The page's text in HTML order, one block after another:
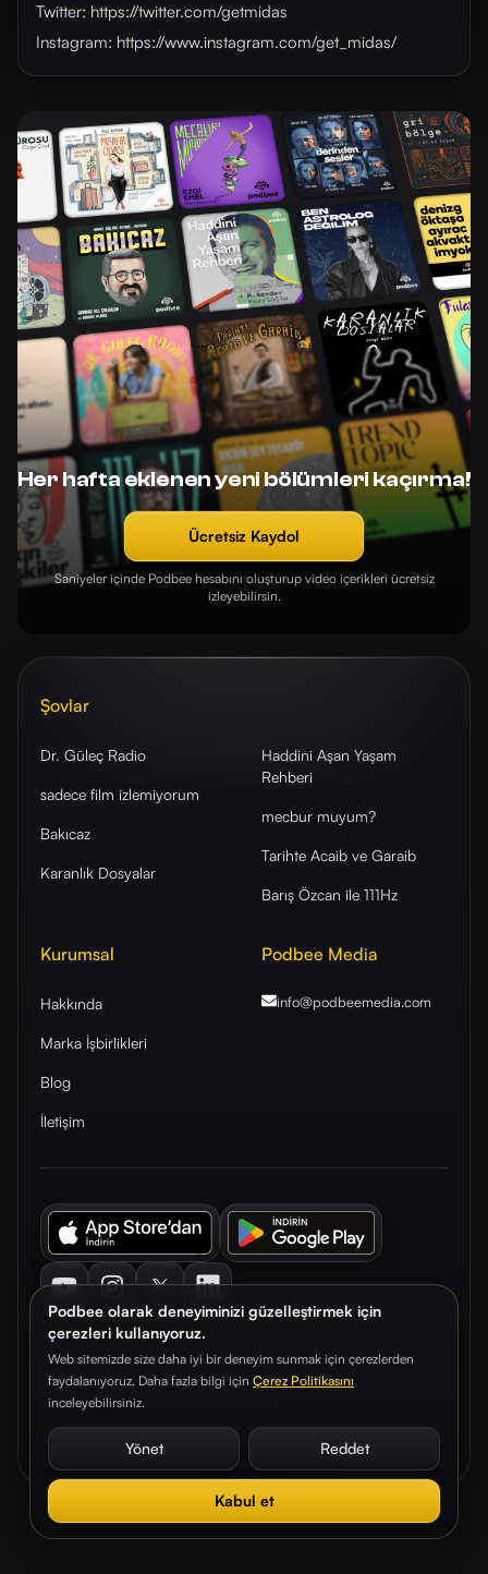
Podbee olarak deneyiminizi güzelleştirmek için
çerezleri kullanıyoruz.
Web sitemizde size daha iyi bir deneyim sunmak için çerezlerden
faydalanıyoruz. Daha fazla bilgi için Çerez Politikasını
inceleyebilirsiniz.
Yönet Reddet
Kabul et
Twitter: https://twitter.com/getmidas
Instagram: https://www.instagram.com/get_midas/
Her hafta eklenen yeni bölümleri kaçırma!
Ücretsiz Kaydol
Saniyeler içinde Podbee hesabını oluşturup video içerikleri ücretsiz
izleyebilirsin.
Şovlar
Dr. Güleç Radio
sadece film izlemiyorum
Bakıcaz
Karanlık Dosyalar
Haddini Aşan Yaşam
Rehberi
mecbur muyum?
Tarihte Acaib ve Garaib
Barış Özcan ile 111Hz
Kurumsal
Hakkında
Marka İşbirlikleri
Blog
İletişim
Podbee Media
info@podbeemedia.com
© 2026. Podbee Media. Tüm hakları saklıdır.
Çerez TercihleriAydınlatma Metni Gizlilik Sözleşmesi